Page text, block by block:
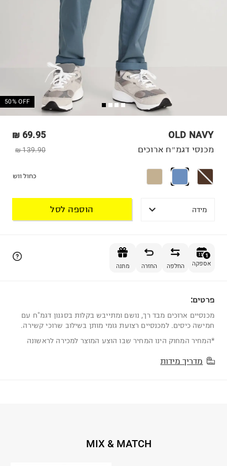
50% OFF
OLD NAVY
69.95 ₪
139.90 ₪ מכנסי דגמ״ח ארוכים
כחול ווש
מידה הוספה לסל
1
אספקה החלפה החזרה מתנה
פרטים:
מכנסיים ארוכים מבד רך, נושם ומתייבש בקלות בסגנון דגמ"ח עם
חמישה כיסים. למכנסיים רצועת גומי מותן בשילוב שרוכי קשירה.
*המחיר המחוק הינו המחיר שבו הוצע המוצר למכירה לראשונה
מדריך מידות
MIX & MATCH